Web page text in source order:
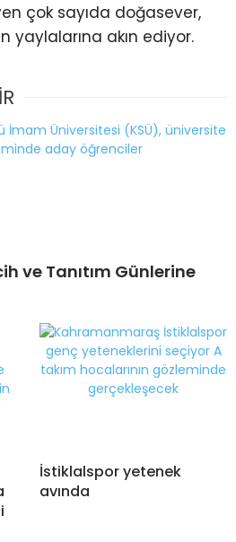
çok sayıda doğasever,
yaylalarına akın ediyor.
ve Tanıtım Günlerine
İstiklalspor yetenek
avında